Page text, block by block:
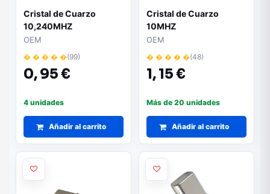
Cristal de Cuarzo
10,240MHZ
OEM
� � � � �(99)
0,95 €
4 unidades
Añadir al carrito
Cristal de Cuarzo
10MHZ
OEM
� � � � �(48)
1,15 €
Más de 20 unidades
Añadir al carrito